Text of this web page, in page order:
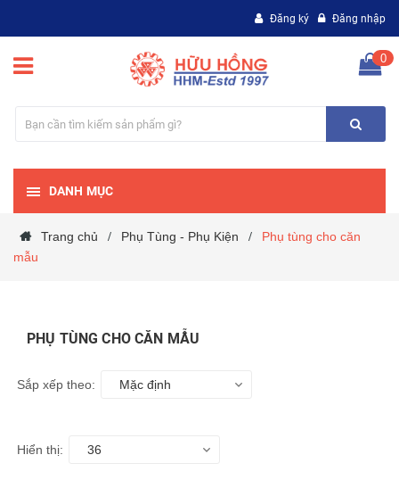
Đăng ký Đăng nhập
0
DANH MỤC
Trang chủ / Phụ Tùng - Phụ Kiện /
Phụ tùng cho căn
mẫu
PHỤ TÙNG CHO CĂN MẪU
Sắp xếp theo: Mặc định
Hiển thị: 36